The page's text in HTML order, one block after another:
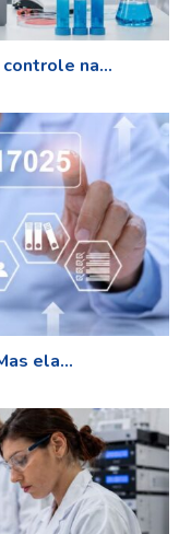
na...
ela...